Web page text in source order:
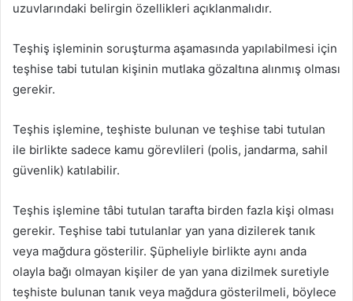
uzuvlarındaki belirgin özellikleri açıklanmalıdır.
Teşhiş işleminin soruşturma aşamasında yapılabilmesi için
teşhise tabi tutulan kişinin mutlaka gözaltına alınmış olması
gerekir.
Teşhis işlemine, teşhiste bulunan ve teşhise tabi tutulan
ile birlikte sadece kamu görevlileri (polis, jandarma, sahil
güvenlik) katılabilir.
Teşhis işlemine tâbi tutulan tarafta birden fazla kişi olması
gerekir. Teşhise tabi tutulanlar yan yana dizilerek tanık
veya mağdura gösterilir. Şüpheliyle birlikte aynı anda
olayla bağı olmayan kişiler de yan yana dizilmek suretiyle
teşhiste bulunan tanık veya mağdura gösterilmeli, böylece